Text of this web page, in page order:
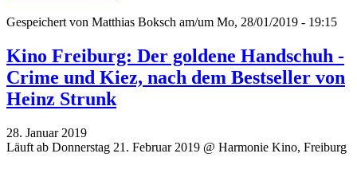
Gespeichert von Matthias Boksch am/um Mo, 28/01/2019 - 19:15
Kino Freiburg: Der goldene Handschuh -
Crime und Kiez, nach dem Bestseller von
Heinz Strunk
28. Januar 2019
Läuft ab Donnerstag 21. Februar 2019 @ Harmonie Kino, Freiburg